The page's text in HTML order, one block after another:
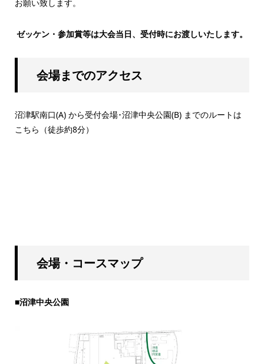
お願い致します。
ゼッケン・参加賞等は大会当日、受付時にお渡しいたします。
会場までのアクセス
沼津駅南口(A) から受付会場･沼津中央公園(B) までのルートは
こちら（徒歩約8分）
会場・コースマップ
■沼津中央公園